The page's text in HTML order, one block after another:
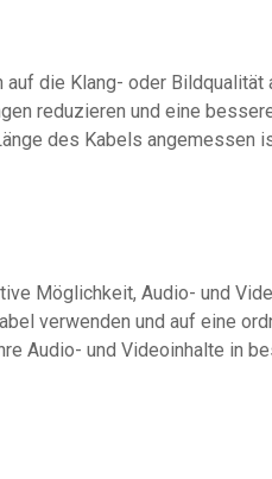
die Klang- oder
reduzieren und eine
des Kabels angemessen
Möglichkeit, Audio- und
verwenden und auf eine
Audio- und Videoinhalte in